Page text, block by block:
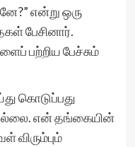
என்று ஒரு
பேசினார்.
பற்றிய பேச்சும்
கொடுப்பது
என் தங்கையின்
விரும்பும்